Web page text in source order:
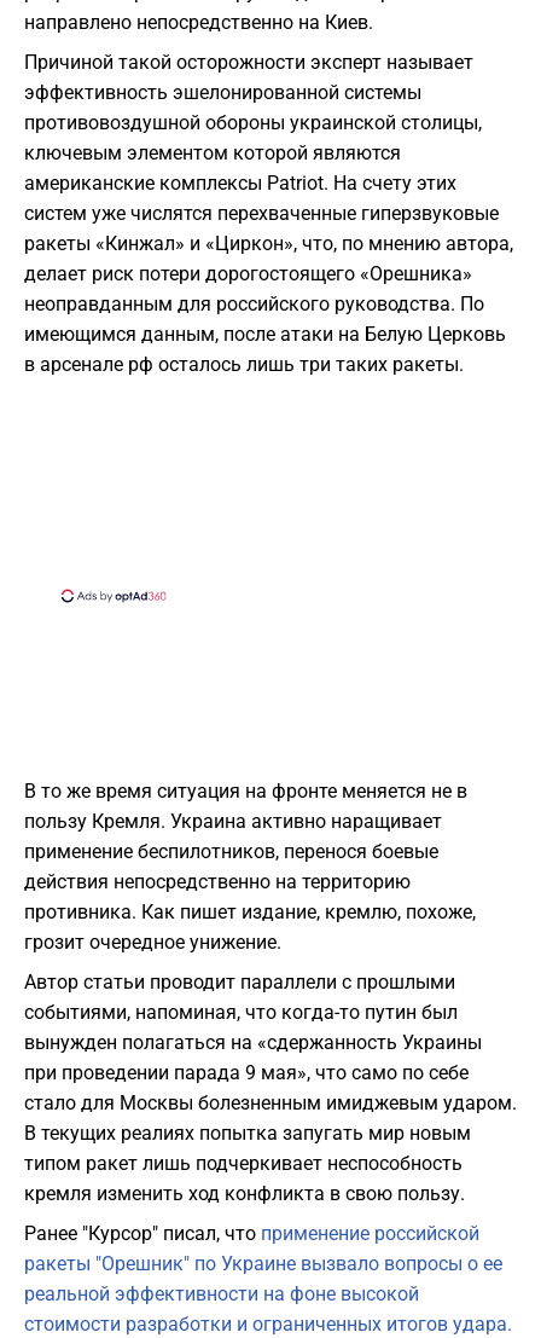
направлено непосредственно на Киев.
​Причиной такой осторожности эксперт называет
эффективность эшелонированной системы
противовоздушной обороны украинской столицы,
ключевым элементом которой являются
американские комплексы Patriot. На счету этих
систем уже числятся перехваченные гиперзвуковые
ракеты «Кинжал» и «Циркон», что, по мнению автора,
делает риск потери дорогостоящего «Орешника»
неоправданным для российского руководства. По
имеющимся данным, после атаки на Белую Церковь
в арсенале рф осталось лишь три таких ракеты.
​В то же время ситуация на фронте меняется не в
пользу Кремля. Украина активно наращивает
применение беспилотников, перенося боевые
действия непосредственно на территорию
противника. Как пишет издание, кремлю, похоже,
грозит очередное унижение.
Автор статьи проводит параллели с прошлыми
событиями, напоминая, что когда-то путин был
вынужден полагаться на «сдержанность Украины
при проведении парада 9 мая», что само по себе
стало для Москвы болезненным имиджевым ударом.
В текущих реалиях попытка запугать мир новым
типом ракет лишь подчеркивает неспособность
кремля изменить ход конфликта в свою пользу.
Ранее "Курсор" писал, что применение российской
ракеты "Орешник" по Украине вызвало вопросы о ее
реальной эффективности на фоне высокой
стоимости разработки и ограниченных итогов удара.